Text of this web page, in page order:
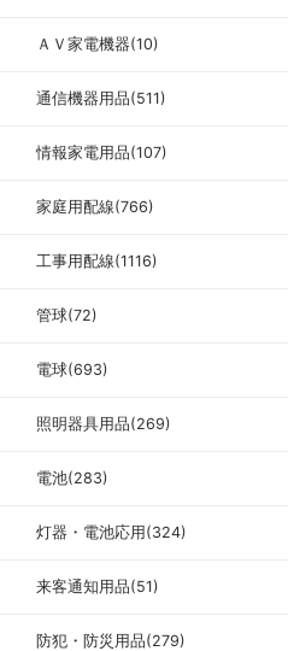
ＡＶ家電機器(10)
通信機器用品(511)
情報家電用品(107)
家庭用配線(766)
工事用配線(1116)
管球(72)
電球(693)
照明器具用品(269)
電池(283)
灯器・電池応用(324)
来客通知用品(51)
防犯・防災用品(279)